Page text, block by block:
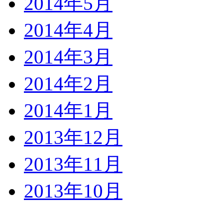
2014年4月
2014年3月
2014年2月
2014年1月
2013年12月
2013年11月
2013年10月